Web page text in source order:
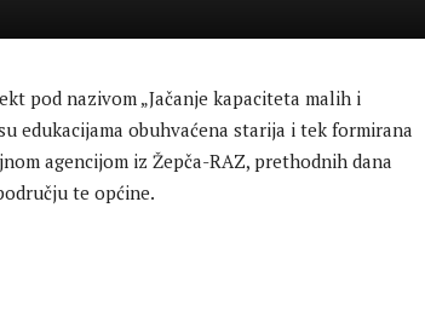
pod nazivom „Jačanje kapaciteta malih i
edukacijama obuhvaćena starija i tek formirana
agencijom iz Žepča-RAZ, prethodnih dana
te općine.